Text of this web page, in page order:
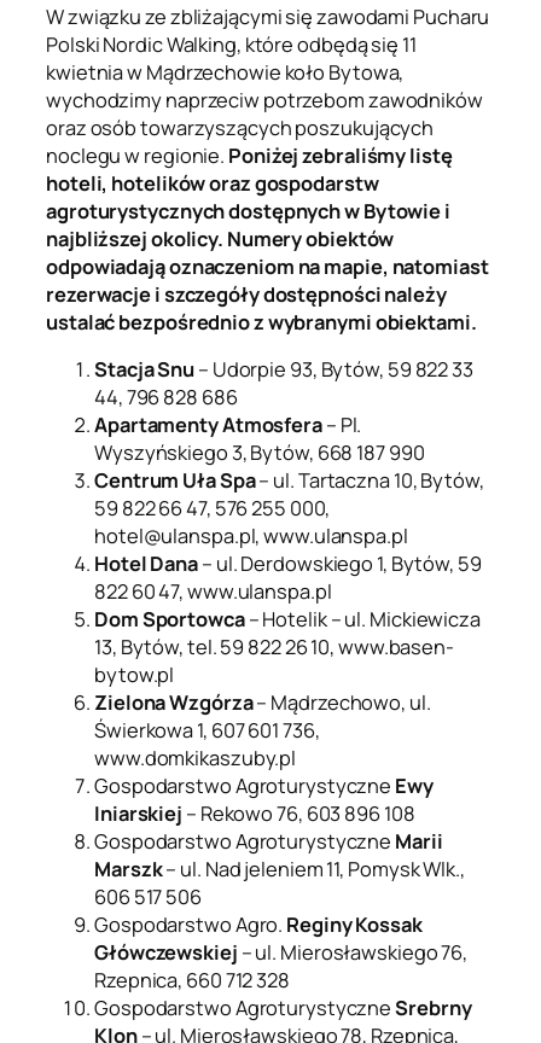
W związku ze zbliżającymi się zawodami Pucharu
Polski Nordic Walking, które odbędą się 11
kwietnia w Mądrzechowie koło Bytowa,
wychodzimy naprzeciw potrzebom zawodników
oraz osób towarzyszących poszukujących
noclegu w regionie. Poniżej zebraliśmy listę
hoteli, hotelików oraz gospodarstw
agroturystycznych dostępnych w Bytowie i
najbliższej okolicy. Numery obiektów
odpowiadają oznaczeniom na mapie, natomiast
rezerwacje i szczegóły dostępności należy
ustalać bezpośrednio z wybranymi obiektami.
Stacja Snu– Udorpie 93, Bytów, 59 822 33
44, 796 828 686
Apartamenty Atmosfera– Pl.
Wyszyńskiego 3, Bytów, 668 187 990
Centrum Uła Spa– ul. Tartaczna 10, Bytów,
59 822 66 47, 576 255 000,
hotel@ulanspa.pl, www.ulanspa.pl
Hotel Dana– ul. Derdowskiego 1, Bytów, 59
822 60 47, www.ulanspa.pl
Dom Sportowca– Hotelik – ul. Mickiewicza
13, Bytów, tel. 59 822 26 10, www.basen-
bytow.pl
Zielona Wzgórza– Mądrzechowo, ul.
Świerkowa 1, 607 601 736,
www.domkikaszuby.pl
Gospodarstwo Agroturystyczne Ewy
Iniarskiej – Rekowo 76, 603 896 108
Gospodarstwo Agroturystyczne Marii
Marszk– ul. Nad jeleniem 11, Pomysk Wlk.,
606 517 506
Gospodarstwo Agro. Reginy Kossak
Główczewskiej – ul. Mierosławskiego 76,
Rzepnica, 660 712 328
Gospodarstwo AgroturystyczneSrebrny
Klon– ul. Mierosławskiego 78, Rzepnica,